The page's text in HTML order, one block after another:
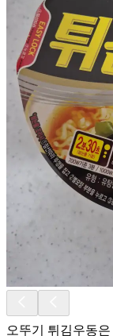
오뚜기 튀김우동